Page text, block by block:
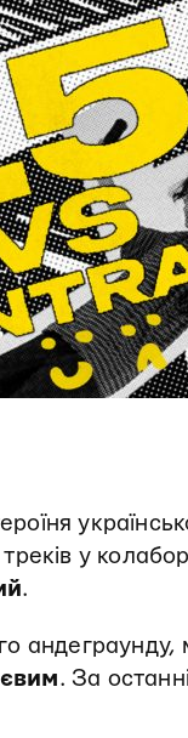
у
.
андеграунду,
. За